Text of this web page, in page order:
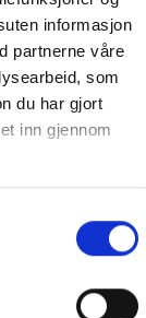
informasjon
partnerne våre
som
du har gjort
inn gjennom
kr
KJØP
eller volumvekt